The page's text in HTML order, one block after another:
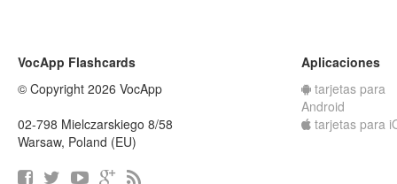
VocApp Flashcards
© Copyright 2026 VocApp
02-798 Mielczarskiego 8/58
Warsaw, Poland (EU)
Aplicaciones
tarjetas para
Android
tarjetas para